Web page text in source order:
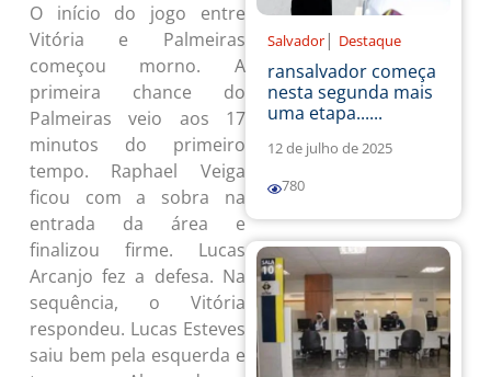
O início do jogo entre
Vitória e Palmeiras
começou morno. A
primeira chance do
Palmeiras veio aos 17
minutos do primeiro
tempo. Raphael Veiga
ficou com a sobra na
entrada da área e
finalizou firme. Lucas
Arcanjo fez a defesa. Na
sequência, o Vitória
respondeu. Lucas Esteves
saiu bem pela esquerda e
Salvador | Destaque
ransalvador começa
nesta segunda mais
uma etapa......
12 de julho de 2025
780